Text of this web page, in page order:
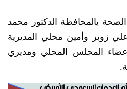
بالمحافظة الدكتور محمد
علي زوبر وأمين محلي المديرية
المجلس المحلي ومديري